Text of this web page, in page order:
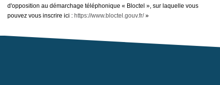
d'opposition au démarchage téléphonique « Bloctel », sur laquelle vous
pouvez vous inscrire ici : https://www.bloctel.gouv.fr/»